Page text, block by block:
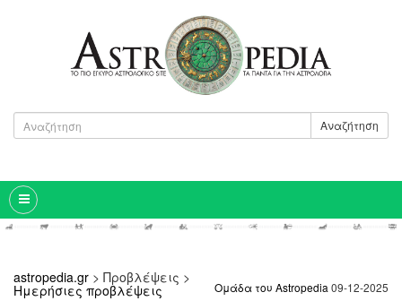
Αναζήτηση
Ομάδα του Astropedia 09-12-2025
astropedia.gr > Προβλέψεις >
Ημερήσιες προβλέψεις